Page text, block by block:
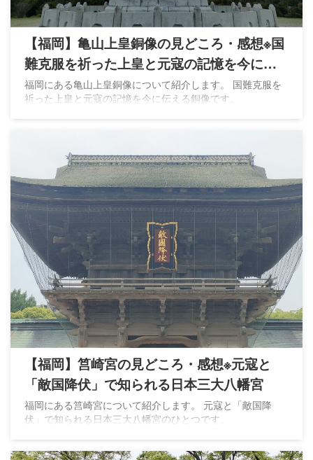
【福岡】亀山上皇銅像の見どころ・感想※国
難克服を祈った上皇と元寇の記憶を今に伝
える
福岡にある亀山上皇銅像について紹介します。 国難克服を
祈った上皇と元寇の記憶を今に伝える銅像です。
【福岡】筥崎宮の見どころ・感想※元寇と
「敵国降伏」で知られる日本三大八幡宮
福岡にある筥崎宮について紹介します。 元寇と「敵国降
伏」で知られる日本三大八幡宮のひとつです。